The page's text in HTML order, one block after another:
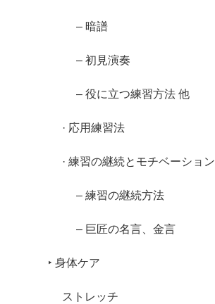
– 暗譜
– 初見演奏
– 役に立つ練習方法 他
· 応用練習法
· 練習の継続とモチベーション
– 練習の継続方法
– 巨匠の名言、金言
‣ 身体ケア
ストレッチ